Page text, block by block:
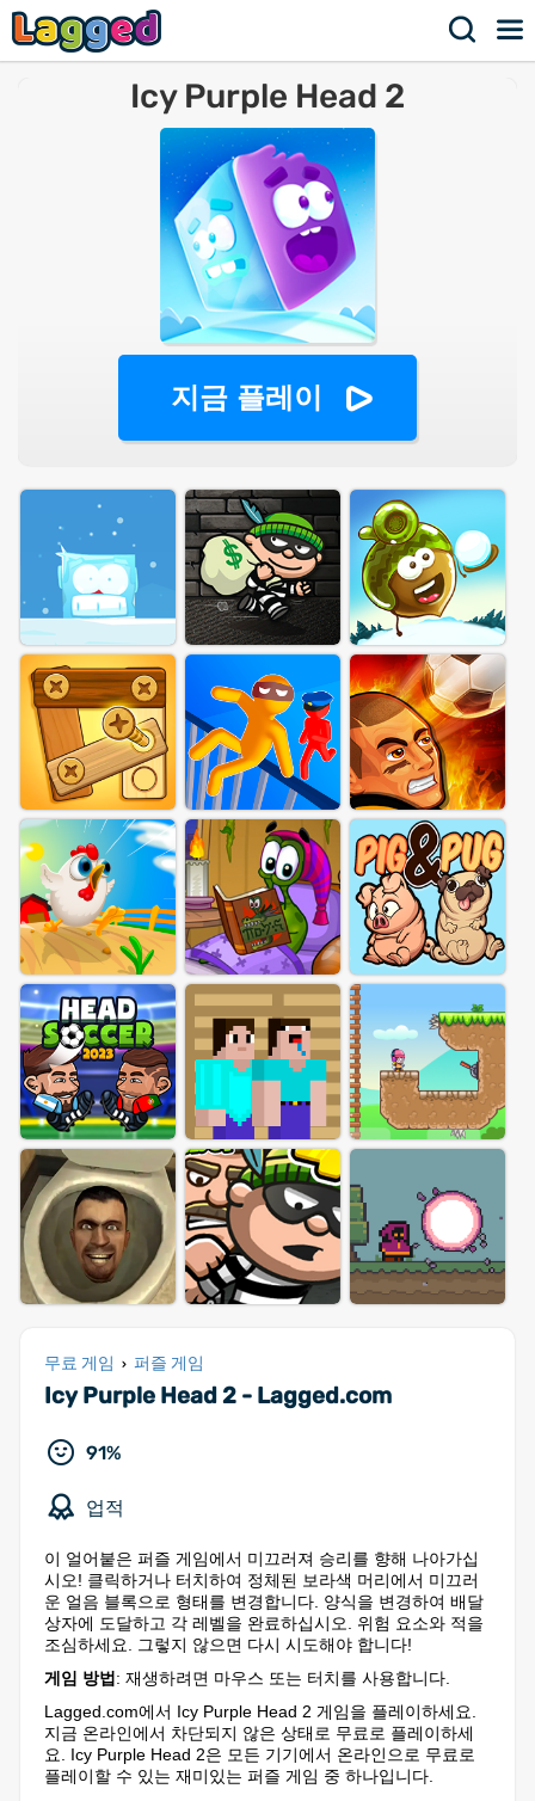
Icy Purple Head 2
지금 플레이
무료 게임 › 퍼즐 게임
Icy Purple Head 2 - Lagged.com
91%
업적
이 얼어붙은 퍼즐 게임에서 미끄러져 승리를 향해 나아가십
시오! 클릭하거나 터치하여 정체된 보라색 머리에서 미끄러
운 얼음 블록으로 형태를 변경합니다. 양식을 변경하여 배달
상자에 도달하고 각 레벨을 완료하십시오. 위험 요소와 적을
조심하세요. 그렇지 않으면 다시 시도해야 합니다!
게임 방법 : 재생하려면 마우스 또는 터치를 사용합니다.
Lagged.com에서 Icy Purple Head 2 게임을 플레이하세요.
지금 온라인에서 차단되지 않은 상태로 무료로 플레이하세
요. Icy Purple Head 2은 모든 기기에서 온라인으로 무료로
플레이할 수 있는 재미있는 퍼즐 게임 중 하나입니다.